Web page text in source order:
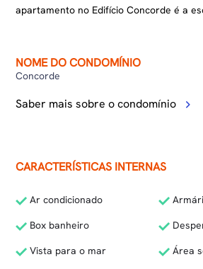
apartamento no Edifício Concorde é a
NOME DO CONDOMÍNIO
Concorde
Saber mais sobre o condomínio
CARACTERÍSTICAS INTERNAS
Ar condicionado
Box banheiro
Vista para o mar
Área